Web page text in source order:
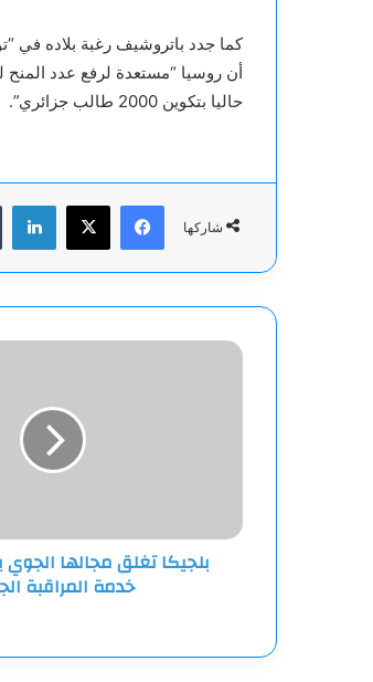
كما جدد باتروشيف رغبة بلاده في
أن روسيا “مستعدة لرفع عدد المنح
حاليا بتكوين 2000 طالب جزائري”.
شاركها
فيسبوك
‫X
بلجيكا
المراقبة
الجويةبلجيكا تغلق مجالها
خدمة المراقبة